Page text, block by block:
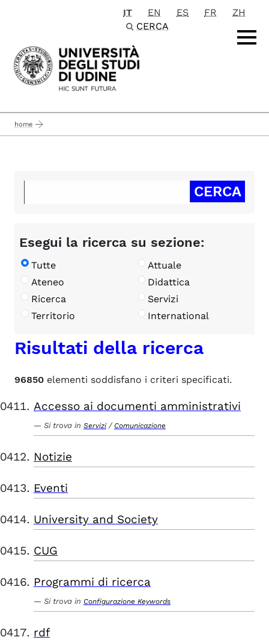
Passa al contenuto principale
IT EN ES FR
ZH
CERCA
home
Esegui la ricerca su sezione:
Tutte
Attuale
Ateneo
Didattica
Ricerca
Servizi
Territorio
International
Risultati della ricerca
96850 elementi soddisfano i criteri specificati.
Accesso ai documenti amministrativi
Si trova in Servizi / Comunicazione
Notizie
Eventi
University and Society
CUG
Programmi di ricerca
Si trova in Configurazione Keywords
rdf